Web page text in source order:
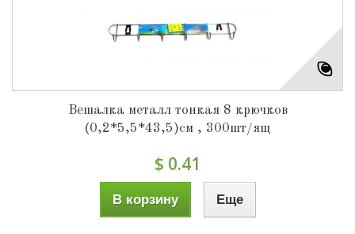
Вешалка металл тонкая 8 крючков
(0,2*5,5*43,5)см , 300шт/ящ
$ 0.41
В корзину Еще